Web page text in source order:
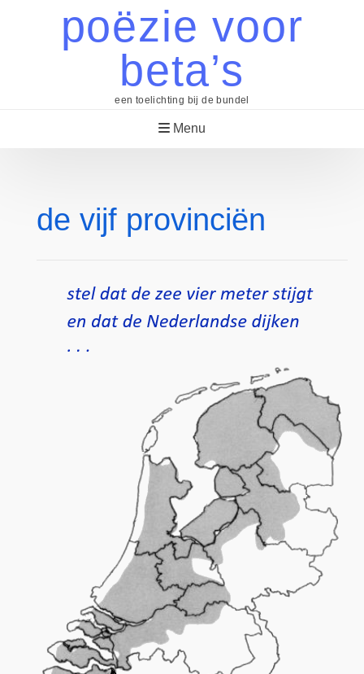
poëzie voor
beta’s
een toelichting bij de bundel
Menu
de vijf provinciën